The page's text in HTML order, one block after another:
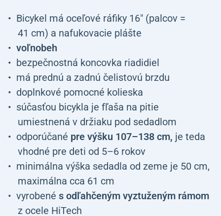
Bicykel má oceľové ráfiky 16" (palcov =
41 cm) a nafukovacie plášte
voľnobeh
bezpečnostná koncovka riadidiel
má prednú a zadnú čelistovú brzdu
doplnkové pomocné kolieska
súčasťou bicykla je fľaša na pitie
umiestnená v držiaku pod sedadlom
odporúčané pre výšku 107–138 cm, je teda
vhodné pre deti od 5–6 rokov
minimálna výška sedadla od zeme je 50 cm,
maximálna cca 61 cm
vyrobené s odľahčeným vyztuženým rámom
z ocele HiTech